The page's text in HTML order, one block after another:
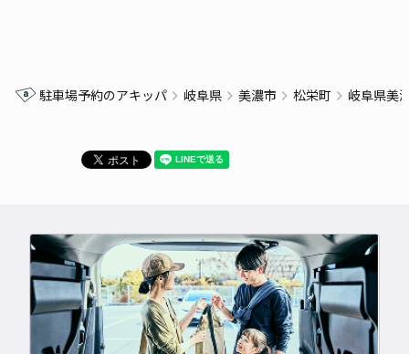
駐車場予約のアキッパ 岐阜県 美濃市 松栄町 岐阜県美